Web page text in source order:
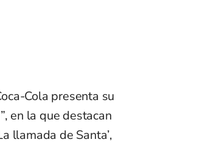
Cola presenta su
en la que destacan
llamada de Santa’,